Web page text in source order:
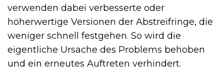
verwenden dabei verbesserte oder
höherwertige Versionen der Abstreifringe, die
weniger schnell festgehen. So wird die
eigentliche Ursache des Problems behoben
und ein erneutes Auftreten verhindert.